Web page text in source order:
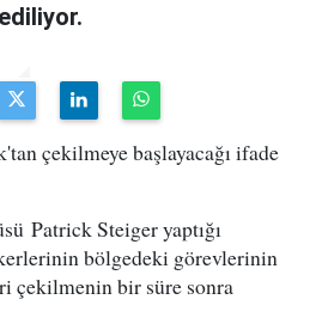
çekilmeye başlayacağı ifade
Patrick Steiger yaptığı
bölgedeki görevlerinin
çekilmenin bir süre sonra